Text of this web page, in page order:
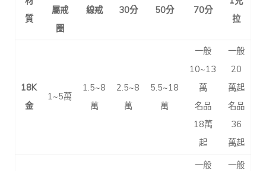
質
屬戒
圈
線戒 30分 50分 70分
拉
18K
金
1~5萬
1.5~8
萬
2.5~8
萬
5.5~18
萬
一般
10~13
萬
名品
18萬
起
一般
20
萬起
名品
36
萬起
一般
一般